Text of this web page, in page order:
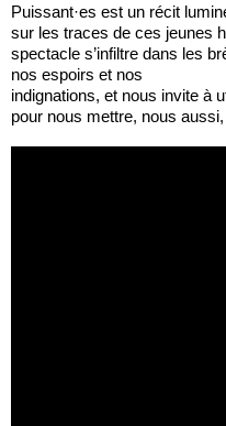
Puissant·es est un récit
sur les traces de ces jeunes
spectacle s’infiltre dans les
nos espoirs et nos
indignations, et nous invite à
pour nous mettre, nous